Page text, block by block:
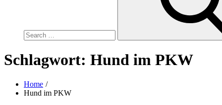
Schlagwort: Hund im PKW
Home
Hund im PKW